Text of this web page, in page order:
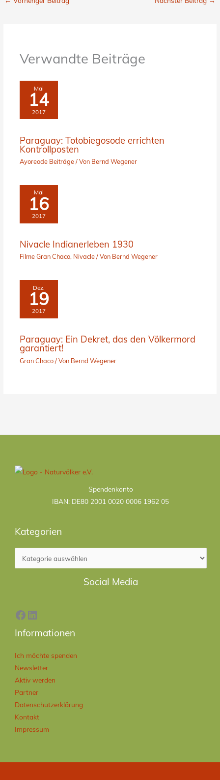
Verwandte Beiträge
Mai
14
2017
Paraguay: Totobiegosode errichten
Kontrollposten
Ayoreode Beiträge/ Von Bernd Wegener
Mai
16
2017
Nivacle Indianerleben 1930
Filme Gran Chaco, Nivacle/ Von Bernd Wegener
Dez.
19
2017
Paraguay: Ein Dekret, das den Völkermord
garantiert!
Gran Chaco/ Von Bernd Wegener
Spendenkonto
IBAN: DE80 2001 0020 0006 1962 05
Kategorien
Social Media
Facebook
LinkedIn
Informationen
Ich möchte spenden
Newsletter
Aktiv werden
Partner
Datenschutzerklärung
Kontakt
Impressum